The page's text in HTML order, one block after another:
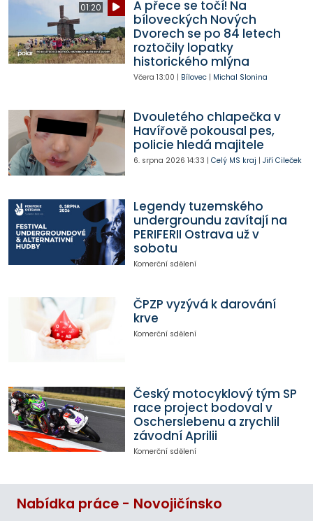
01:20
A přece se točí! Na
bíloveckých Nových
Dvorech se po 84 letech
roztočily lopatky
historického mlýna
Včera 13:00 | Bílovec| Michal Slonina
Dvouletého chlapečka v
Havířově pokousal pes,
policie hledá majitele
6. srpna 2026 14:33 | Celý MS kraj | Jiří Cileček
Legendy tuzemského
undergroundu zavítají na
PERIFERII Ostrava už v
sobotu
Komerční sdělení
ČPZP vyzývá k darování
krve
Komerční sdělení
Český motocyklový tým SP
race project bodoval v
Oscherslebenu a zrychlil
závodní Aprilii
Komerční sdělení
Nabídka práce - Novojičínsko